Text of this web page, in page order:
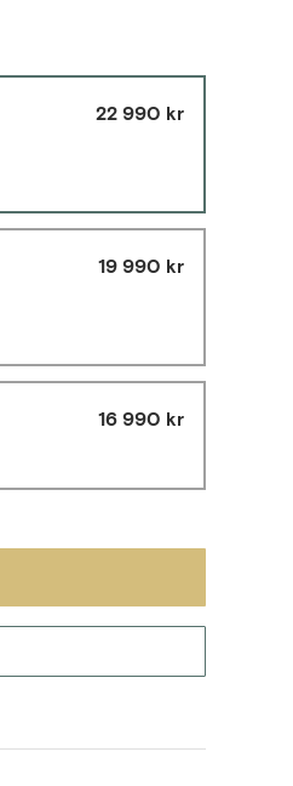
22 990 kr
19 990 kr
16 990 kr